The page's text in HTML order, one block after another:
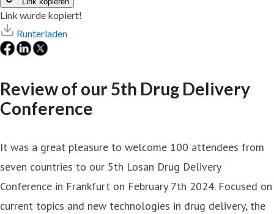
Link wurde kopiert!
Runterladen
Review of our 5th Drug Delivery
Conference
It was a great pleasure to welcome 100 attendees from
seven countries to our 5th Losan Drug Delivery
Conference in Frankfurt on February 7th 2024. Focused on
current topics and new technologies in drug delivery, the